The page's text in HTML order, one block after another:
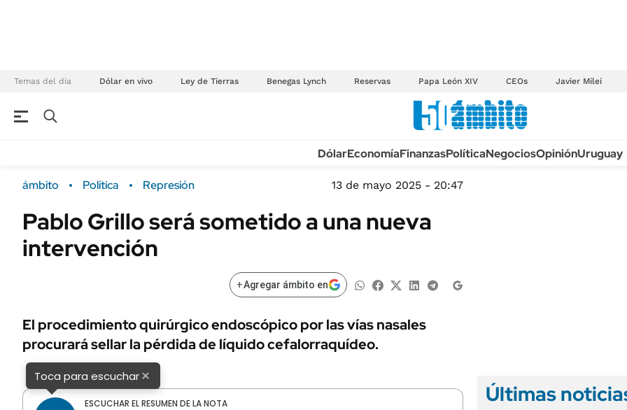
Temas del día Dólar en vivo Ley de Tierras Benegas Lynch Reservas Papa León XIV CEOs Javier Milei
Campo
FINANZAS
ÁMBITO DEBATE
MEDIAKIT AMBITO DEBATE
Sustentabilidad
POLÍTICA
TECNOLOGÍA
MÉXICO
MUNDO
LIFESTYLE
AUTOS
DólarEconomíaFinanzasPolíticaNegociosOpiniónUruguay
ámbito Política Represión 13 de mayo 2025 - 20:47
Pablo Grillo será sometido a una nueva
intervención
+Agregar ámbito en
El procedimiento quirúrgico endoscópico por las vías nasales
procurará sellar la pérdida de líquido cefalorraquídeo.
Toca para escuchar×
ESCUCHAR EL RESUMEN DE LA NOTA
Últimas